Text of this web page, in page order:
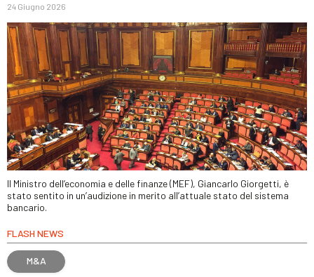
24 Giugno 2026
Il Ministro dell’economia e delle finanze (MEF), Giancarlo Giorgetti, è
stato sentito in un’audizione in merito all’attuale stato del sistema
bancario.
FLASH NEWS
M&A